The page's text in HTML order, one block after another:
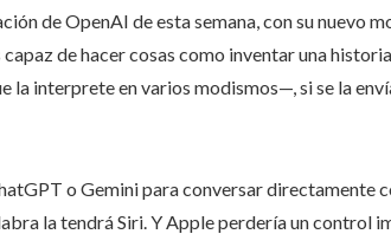
de OpenAI de esta semana, con su nuevo
capaz de hacer cosas como inventar una
la interprete en varios modismos—, si se la
o Gemini para conversar directamente
la tendrá Siri. Y Apple perdería un control